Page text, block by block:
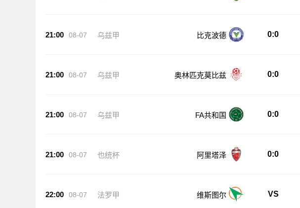
21:00 08-07 乌兹甲 比克波德 0:0
21:00 08-07 乌兹甲 奥林匹克莫比兹 0:0
21:00 08-07 乌兹甲 FA共和国 0:0
21:00 08-07 也统杯 阿里塔泽 0:0
22:00 08-07 法罗甲 维斯图尔 VS